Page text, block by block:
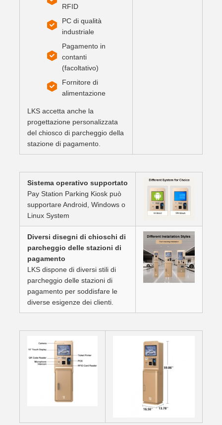
RFID
PC di qualità
industriale
Pagamento in
contanti
(facoltativo)
Fornitore di
alimentazione
LKS accetta anche la
progettazione personalizzata
del chiosco di parcheggio della
stazione di pagamento.
Sistema operativo supportato
Pay Station Parking Kiosk può
supportare Android, Windows o
Linux System
Diversi disegni di chioschi di
parcheggio delle stazioni di
pagamento
LKS dispone di diversi stili di
parcheggio delle stazioni di
pagamento per soddisfare le
diverse esigenze dei clienti.